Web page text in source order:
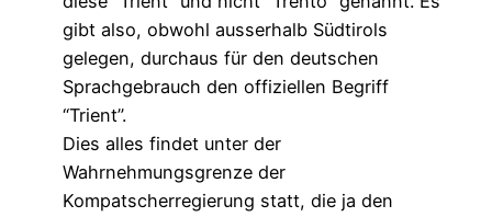
gibt also, obwohl ausserhalb Südtirols
gelegen, durchaus für den deutschen
Sprachgebrauch den offiziellen Begriff
“Trient”.
Dies alles findet unter der
Wahrnehmungsgrenze der
Kompatscherregierung statt, die ja den